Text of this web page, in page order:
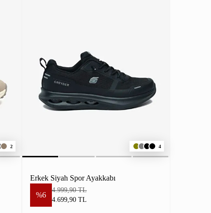
2 4
Erkek Siyah Spor Ayakkabı
%6
4.999,90 TL
4.699,90 TL